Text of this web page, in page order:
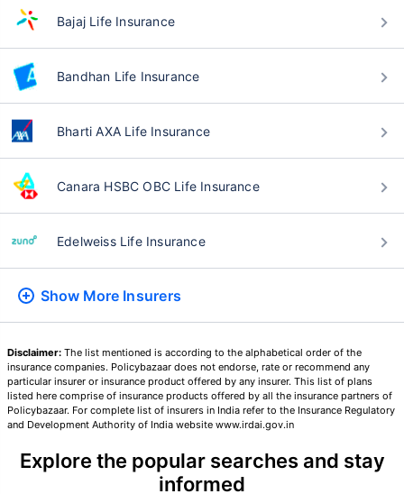
Bajaj Life Insurance
Bandhan Life Insurance
Bharti AXA Life Insurance
Canara HSBC OBC Life Insurance
Edelweiss Life Insurance
Show More Insurers
Disclaimer: The list mentioned is according to the alphabetical order of the
insurance companies. Policybazaar does not endorse, rate or recommend any
particular insurer or insurance product offered by any insurer. This list of plans
listed here comprise of insurance products offered by all the insurance partners of
Policybazaar. For complete list of insurers in India refer to the Insurance Regulatory
and Development Authority of India website www.irdai.gov.in
Explore the popular searches and stay
informed
वय टर्म विमा प्रीमियमवर कसा
परिणाम करते
24 वर्षे 34 वर्षे
₹ 1,376/महिना*
तुमच्या कुटुंबाची सुरक्षा फक्त एक पाऊल दूर आह